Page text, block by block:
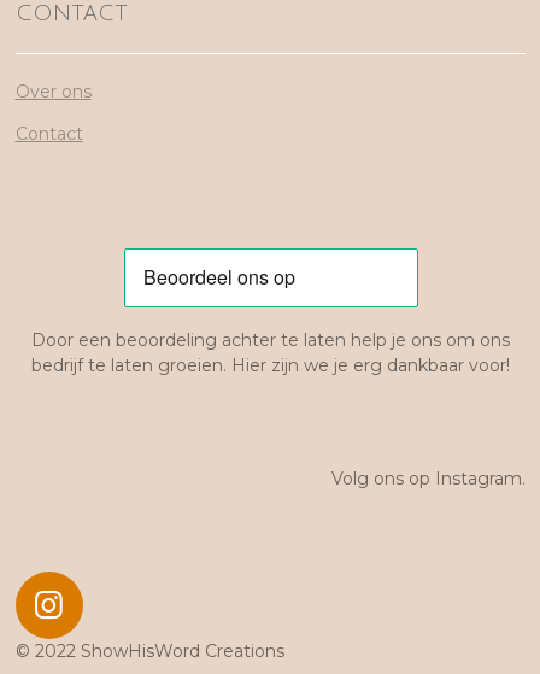
CONTACT
Over ons
Contact
Door een beoordeling achter te laten help je ons om ons
bedrijf te laten groeien. Hier zijn we je erg dankbaar voor!
Volg ons op Instagram.
I
n
© 2022 ShowHisWord Creations